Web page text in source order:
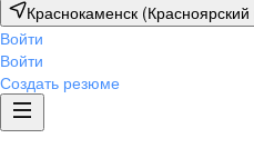
Краснокаменск (Красноярский
Войти
Войти
Создать резюме